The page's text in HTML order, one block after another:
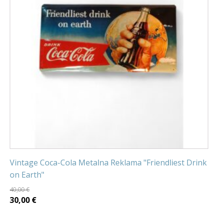
Vintage Coca-Cola Metalna Reklama "Friendliest Drink
on Earth"
40,00€
Izvorna
30,00 €Trenutna